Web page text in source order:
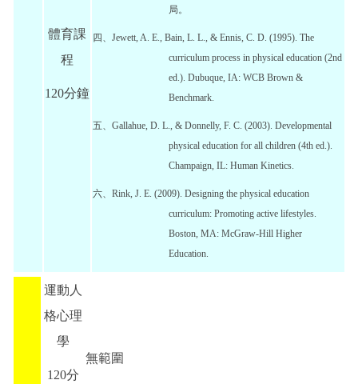
體育課
程
120分鐘
局。
四、Jewett, A. E., Bain, L. L., & Ennis, C. D. (1995). The
curriculum process in physical education (2nd
ed.). Dubuque, IA: WCB Brown &
Benchmark.
五、Gallahue, D. L., & Donnelly, F. C. (2003). Developmental
physical education for all children (4th ed.).
Champaign, IL: Human Kinetics.
六、Rink, J. E. (2009). Designing the physical education
curriculum: Promoting active lifestyles.
Boston, MA: McGraw-Hill Higher
Education.
運動人
格心理
學
120分
無範圍